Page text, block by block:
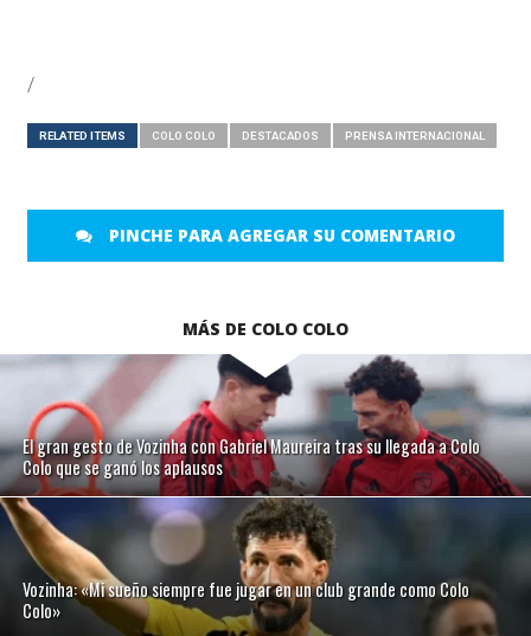
/
RELATED ITEMS COLO COLO DESTACADOS PRENSA INTERNACIONAL
PINCHE PARA AGREGAR SU COMENTARIO
MÁS DE COLO COLO
El gran gesto de Vozinha con Gabriel Maureira tras su llegada a Colo
Colo que se ganó los aplausos
Vozinha: «Mi sueño siempre fue jugar en un club grande como Colo
Colo»